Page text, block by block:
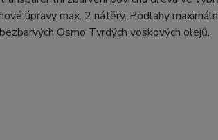
úpravy max. 2 nátěry. Podlahy
Osmo Tvrdých voskových olejů.